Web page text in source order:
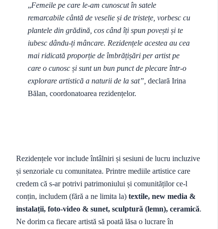
„Femeile pe care le-am cunoscut în satele
remarcabile cântă de veselie și de tristețe, vorbesc cu
plantele din grădină, cos când îți spun povești și te
iubesc dându-ți mâncare. Rezidențele acestea au cea
mai ridicată proporție de îmbrățișări per artist pe
care o cunosc și sunt un bun punct de plecare într-o
explorare artistică a naturii de la sat”, declară Irina
Bălan, coordonatoarea rezidențelor.
Rezidențele vor include întâlniri și sesiuni de lucru incluzive
și senzoriale cu comunitatea. Printre mediile artistice care
credem că s-ar potrivi patrimoniului și comunităților ce-l
conțin, includem (fără a ne limita la) textile, new media &
instalații, foto-video & sunet, sculptură (lemn), ceramică.
Ne dorim ca fiecare artistă să poată lăsa o lucrare în